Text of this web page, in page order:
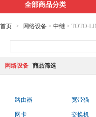
全部商品分类
首页 > 网络设备 > 中继 > TOTO-
网络设备 商品筛选
路由器 宽带猫
网卡 交换机